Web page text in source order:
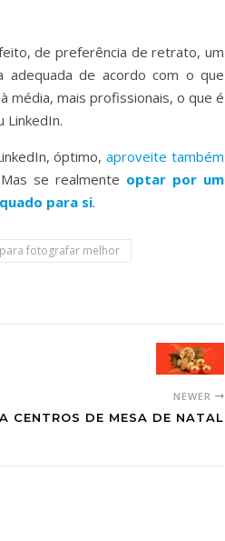
de preferência de retrato, um
adequada de acordo com o que
média, mais profissionais, o que é
LinkedIn.
óptimo,aproveite também
se realmente optar por um
para si.
fotografar melhor
NEWER
CENTROS DE MESA DE NATAL